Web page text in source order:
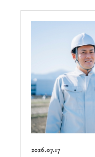
2026.07.17